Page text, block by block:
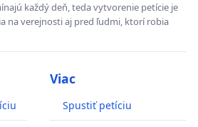
každý deň, teda vytvorenie petície je
na verejnosti aj pred ľudmi, ktorí robia
Viac
Spustiť petíciu